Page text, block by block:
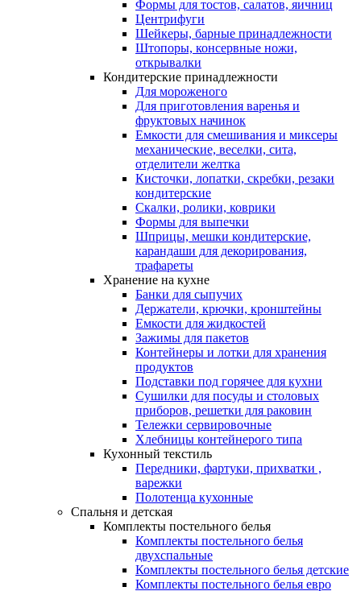
Формы для тостов, салатов, яичниц
Центрифуги
Шейкеры, барные принадлежности
Штопоры, консервные ножи,
открывалки
Кондитерские принадлежности
Для мороженого
Для приготовления варенья и
фруктовых начинок
Емкости для смешивания и миксеры
механические, веселки, сита,
отделители желтка
Кисточки, лопатки, скребки, резаки
кондитерские
Скалки, ролики, коврики
Формы для выпечки
Шприцы, мешки кондитерские,
карандаши для декорирования,
трафареты
Хранение на кухне
Банки для сыпучих
Держатели, крючки, кронштейны
Емкости для жидкостей
Зажимы для пакетов
Контейнеры и лотки для хранения
продуктов
Подставки под горячее для кухни
Сушилки для посуды и столовых
приборов, решетки для раковин
Тележки сервировочные
Хлебницы контейнерого типа
Кухонный текстиль
Передники, фартуки, прихватки ,
варежки
Полотенца кухонные
Спальня и детская
Комплекты постельного белья
Комплекты постельного белья
двухспальные
Комплекты постельного белья детские
Комплекты постельного белья евро